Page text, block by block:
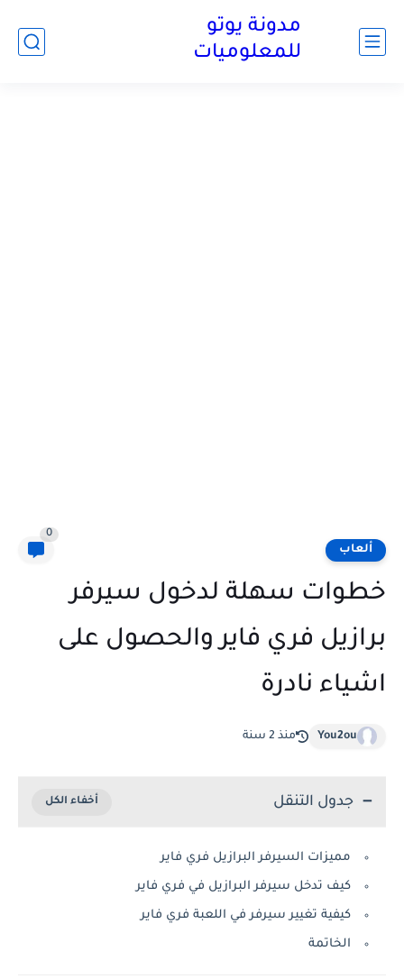
مدونة يوتو
للمعلوميات
ألعاب
0
خطوات سهلة لدخول سيرفر
برازيل فري فاير والحصول على
اشياء نادرة
You2ou منذ 2 سنة
جدول التنقل
مميزات السيرفر البرازيل فري فاير
كيف تدخل سيرفر البرازيل في فري فاير
كيفية تغيير سيرفر في اللعبة فري فاير
الخاتمة